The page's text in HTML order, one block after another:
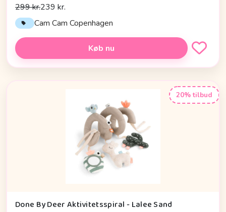
299 kr.239 kr.
Cam Cam Copenhagen
Køb nu
20% tilbud
Done By Deer Aktivitetsspiral - Lalee Sand